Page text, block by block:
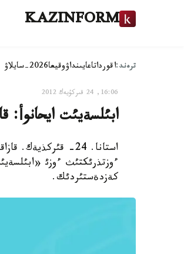
KAZINFORM
ترەند:اقورداتاعايىنداۋوقيعا2026-سايلاۋ
16:06, 24 قىركۇيەك 2012
ابئلسةيئت ايحانوأ:
استانا. 24-
ءوزتذرئكتئث ءوزئ
كةزدةستئردئك.